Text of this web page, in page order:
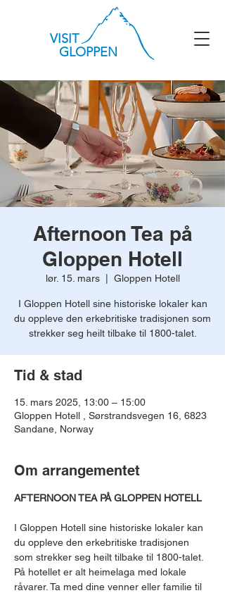
VISIT
GLOPPEN
Afternoon Tea på
Gloppen Hotell
lør. 15. mars
  |
Gloppen Hotell
I Gloppen Hotell sine historiske lokaler kan
du oppleve den erkebritiske tradisjonen som
strekker seg heilt tilbake til 1800-talet.
Tid & stad
15. mars 2025, 13:00 – 15:00
Gloppen Hotell , Sørstrandsvegen 16, 6823
Sandane, Norway
Om arrangementet
AFTERNOON TEA PÅ GLOPPEN HOTELL
I Gloppen Hotell sine historiske lokaler kan
du oppleve den erkebritiske tradisjonen
som strekker seg heilt tilbake til 1800-talet.
På hotellet er alt heimelaga med lokale
råvarer. Ta med dine venner eller familie til